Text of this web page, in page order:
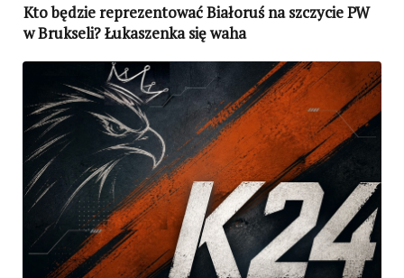
Kto będzie reprezentować Białoruś na szczycie PW
w Brukseli? Łukaszenka się waha